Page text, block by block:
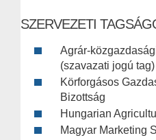
SZERVEZETI
Agrár-
(szavazati jogú tag)
Körforgásos
Bizottság
Hungarian
Magyar Marketing